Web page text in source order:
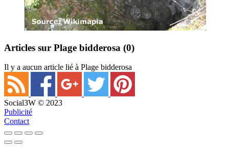
Articles sur Plage bidderosa (0)
Il y a aucun article lié à Plage bidderosa
Social3W © 2023
Publicité
Contact